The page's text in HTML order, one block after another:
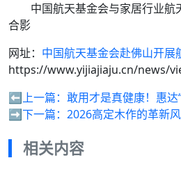
中国航天基金会与家居行业航
合影
网址： 中国航天基金会赴佛山开展
https://www.yijiajiaju.cn/news/
⬅️上一篇： 敢用才是真健康！惠达
➡️下一篇： 2026高定木作的革新
相关内容